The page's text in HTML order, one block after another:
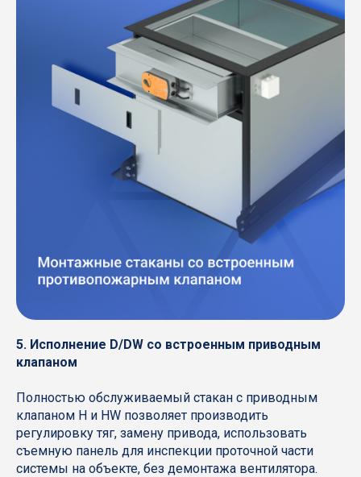
5. Исполнение D/DW со встроенным приводным
клапаном
Полностью обслуживаемый стакан с приводным
клапаном H и HW позволяет производить
регулировку тяг, замену привода, использовать
съемную панель для инспекции проточной части
системы на объекте, без демонтажа вентилятора.